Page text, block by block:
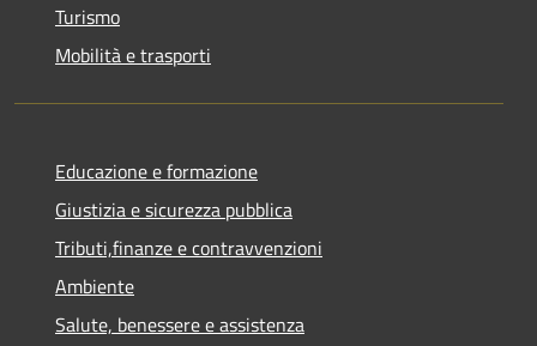
Turismo
Mobilità e trasporti
Educazione e formazione
Giustizia e sicurezza pubblica
Tributi,finanze e contravvenzioni
Ambiente
Salute, benessere e assistenza